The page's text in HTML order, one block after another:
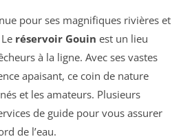
pour ses magnifiques rivières et
réservoir Gouin est un lieu
à la ligne. Avec ses vastes
apaisant, ce coin de nature
et les amateurs. Plusieurs
de guide pour vous assurer
de l’eau.